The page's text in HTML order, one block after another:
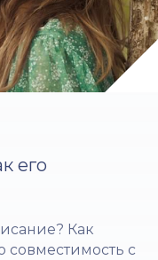
его
Как
совместимость с